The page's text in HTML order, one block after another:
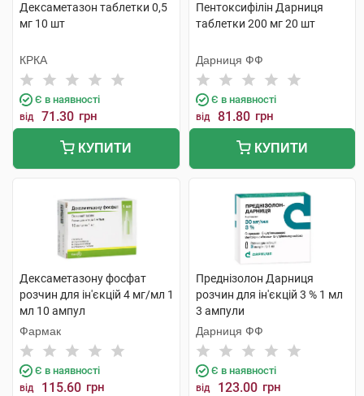
Дексаметазон таблетки 0,5
мг 10 шт
КРКА
Є в наявності
від 71.30 грн
КУПИТИ
Пентоксифілін Дарниця
таблетки 200 мг 20 шт
Дарниця ФФ
Є в наявності
від 81.80 грн
КУПИТИ
Дексаметазону фосфат
розчин для ін'єкцій 4 мг/мл 1
мл 10 ампул
Фармак
Є в наявності
від 115.60 грн
Преднізолон Дарниця
розчин для ін'єкцій 3 % 1 мл
3 ампули
Дарниця ФФ
Є в наявності
від 123.00 грн